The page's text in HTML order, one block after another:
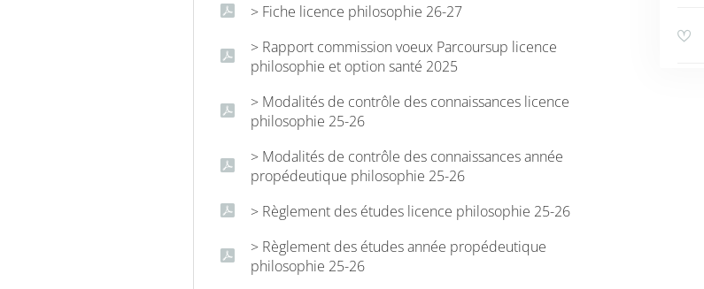
> Fiche licence philosophie 26-27
> Rapport commission voeux Parcoursup licence
philosophie et option santé 2025
> Modalités de contrôle des connaissances licence
philosophie 25-26
> Modalités de contrôle des connaissances année
propédeutique philosophie 25-26
> Règlement des études licence philosophie 25-26
> Règlement des études année propédeutique
philosophie 25-26